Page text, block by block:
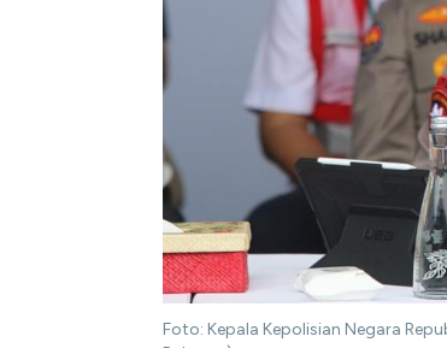
Foto: Kepala Kepolisian Negara